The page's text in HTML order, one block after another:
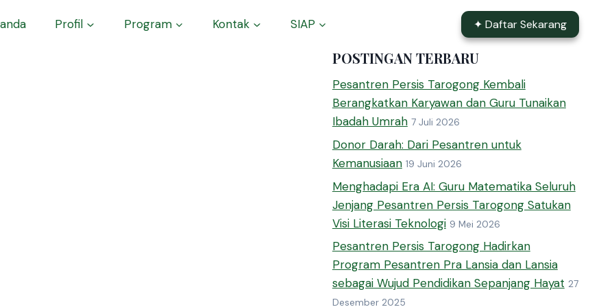
Profil Program Kontak SIAP ✦ Daftar Sekarang
POSTINGAN TERBARU
Pesantren Persis Tarogong Kembali
Berangkatkan Karyawan dan Guru Tunaikan
Ibadah Umrah 7 Juli 2026
Donor Darah: Dari Pesantren untuk
Kemanusiaan 19 Juni 2026
Menghadapi Era AI: Guru Matematika Seluruh
Jenjang Pesantren Persis Tarogong Satukan
Visi Literasi Teknologi 9 Mei 2026
Pesantren Persis Tarogong Hadirkan
Program Pesantren Pra Lansia dan Lansia
sebagai Wujud Pendidikan Sepanjang Hayat 27
Desember 2025